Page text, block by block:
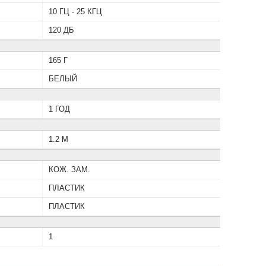
10 ГЦ - 25 КГЦ
120 ДБ
165 Г
БЕЛЫЙ
1 ГОД
1.2 М
КОЖ. ЗАМ.
ПЛАСТИК
ПЛАСТИК
1